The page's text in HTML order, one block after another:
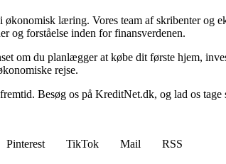
læring. Vores team af skribenter og
og forståelse inden for finansverdenen.
om du planlægger at købe dit første hjem,
rejse.
Besøg os på KreditNet.dk, og lad os
Pinterest TikTok Mail
RSS